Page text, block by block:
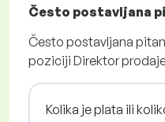
Često postavljana
Često postavljana
poziciji Direktor
Kolika je plata ili